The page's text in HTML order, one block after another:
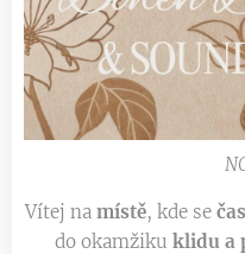
Vítej na místě, kde se
do okamžiku klidu a